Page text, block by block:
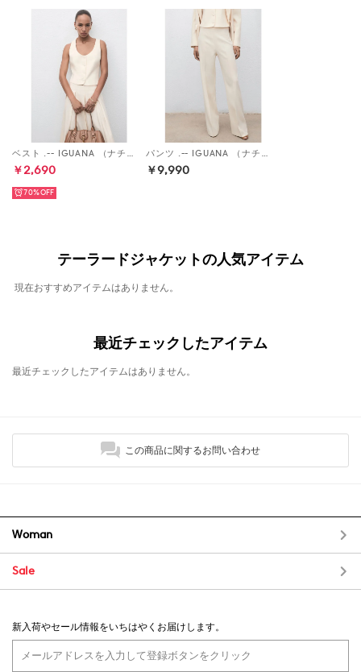
ベスト .-- IGUANA （ナチュラルホワイト）
￥2,690
70%
パンツ .-- IGUANA （ナチュラルホワイト）
￥9,990
テーラードジャケットの人気アイテム
現在おすすめアイテムはありません。
最近チェックしたアイテム
最近チェックしたアイテムはありません。
この商品に関するお問い合わせ
Woman
Sale
新入荷やセール情報をいちはやくお届けします。